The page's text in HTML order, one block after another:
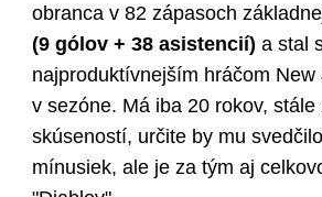
obranca v 82 zápasoch
(9 gólov + 38 asistencií) a stal
najproduktívnejším hráčom New
v sezóne. Má iba 20 rokov, stále
skúseností, určite by mu
mínusiek, ale je za tým aj